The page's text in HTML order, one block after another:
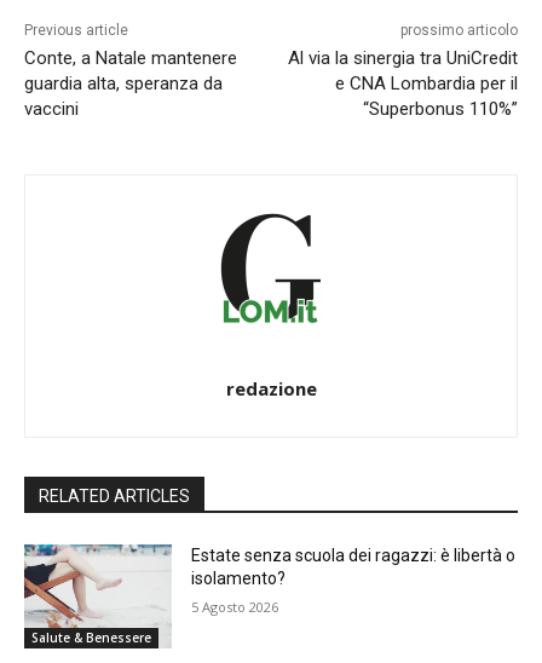
Previous article
Conte, a Natale mantenere
guardia alta, speranza da
vaccini
prossimo articolo
Al via la sinergia tra UniCredit
e CNA Lombardia per il
“Superbonus 110%”
redazione
RELATED ARTICLES
Salute & Benessere
Estate senza scuola dei ragazzi: è libertà o
isolamento?
5 Agosto 2026